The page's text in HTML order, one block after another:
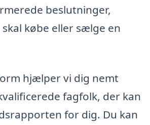
beslutninger,
købe eller sælge en
hjælper vi dig nemt
fagfolk, der kan
for dig. Du kan